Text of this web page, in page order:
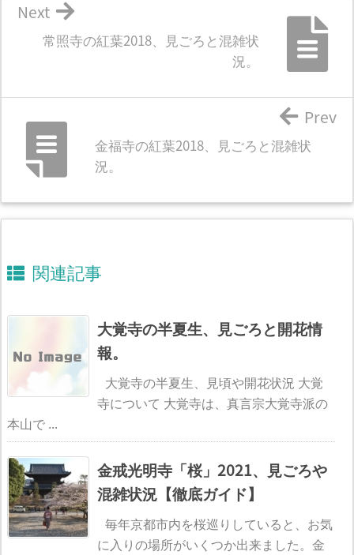
常照寺の紅葉2018、見ごろと混雑状
況。
Next
金福寺の紅葉2018、見ごろと混雑状
況。
Prev
関連記事
大覚寺の半夏生、見ごろと開花情
報。
大覚寺の半夏生、見頃や開花状況 大覚
寺について 大覚寺は、真言宗大覚寺派の
本山で ...
金戒光明寺「桜」2021、見ごろや
混雑状況【徹底ガイド】
毎年京都市内を桜巡りしていると、お気
に入りの場所がいくつか出来ました。金